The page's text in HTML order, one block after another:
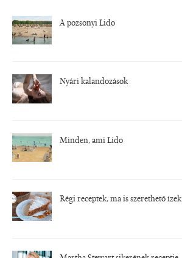
A pozsonyi Lido
Nyári kalandozások
Minden, ami Lido
Régi receptek, ma is szerethető ízek